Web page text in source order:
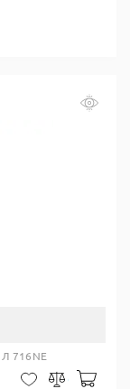
716NE
В закладки
Сравнить